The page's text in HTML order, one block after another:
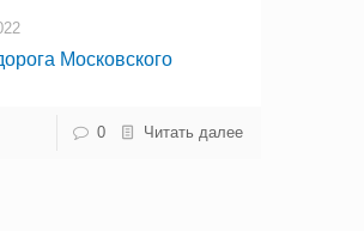
Московского
0 Читать далее